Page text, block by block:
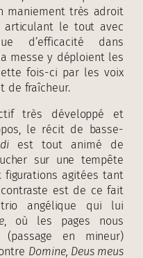
maniement très adroit
articulant le tout avec
d’efficacité dans
messe y déploient les
fois-ci par les voix
de fraîcheur.
très développé et
le récit de basse-
est tout animé de
sur une tempête
figurations agitées tant
contraste est de ce fait
angélique qui lui
, où les pages nous
en mineur)
Domine, Deus meus